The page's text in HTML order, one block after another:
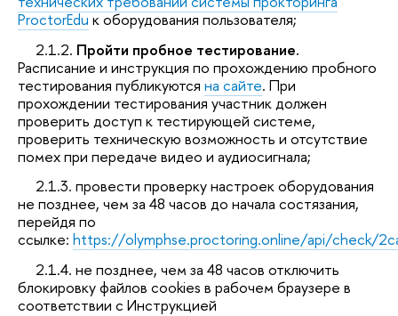
ProctorEduк оборудования пользователя;
2.1.2. Пройти пробное тестирование.
Расписание и инструкция по прохождению пробного
тестирования публикуются на сайте. При
прохождении тестирования участник должен
проверить доступ к тестирующей системе,
проверить техническую возможность и отсутствие
помех при передаче видео и аудиосигнала;
2.1.3. провести проверку настроек оборудования
не позднее, чем за 48 часов до начала состязания,
перейдя по
ссылке: https://olymphse.proctoring.online/api/check/
2.1.4. не позднее, чем за 48 часов отключить
блокировку файлов cookies в рабочем браузере в
соответствии с Инструкцией